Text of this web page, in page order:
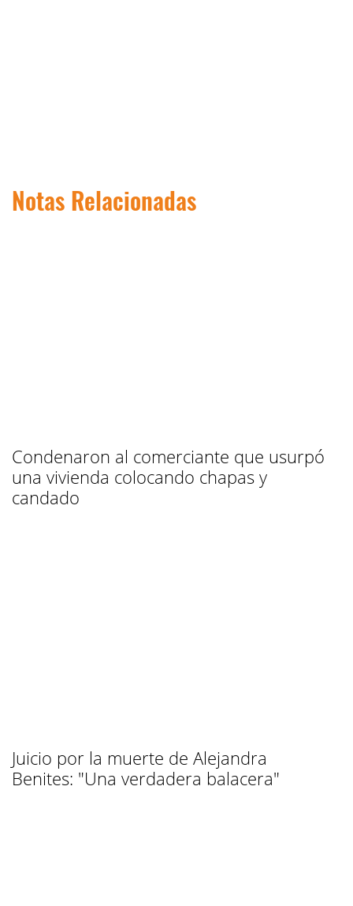
Notas Relacionadas
Condenaron al comerciante que usurpó
una vivienda colocando chapas y
candado
Juicio por la muerte de Alejandra
Benites: "Una verdadera balacera"